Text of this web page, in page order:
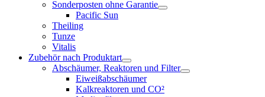
Sonderposten ohne Garantie
Pacific Sun
Theiling
Tunze
Vitalis
Zubehör nach Produktart
Abschäumer, Reaktoren und Filter
Eiweißabschäumer
Kalkreaktoren und CO²